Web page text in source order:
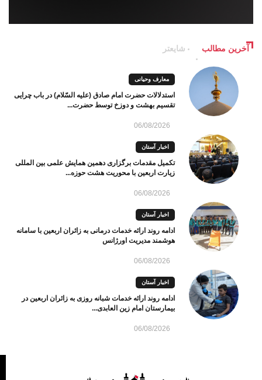
آخرین مطالب شایعتر
معارف وحیانی
استدلالات حضرت امام صادق (علیه السّلام) در باب چرایی
تقسیم بهشت و دوزخ توسط حضرت...
06/08/2026
اخبار آستان
تکمیل مقدمات برگزاری دهمین همایش علمی بین المللی
زیارت اربعین با محوریت هشت حوزه...
06/08/2026
اخبار آستان
ادامه روند ارائه خدمات درمانی به زائران اربعین با سامانه
هوشمند مدیریت اورژانس
06/08/2026
اخبار آستان
ادامه روند ارائه خدمات شبانه روزی به زائران اربعین در
بیمارستان امام زین العابدی...
06/08/2026